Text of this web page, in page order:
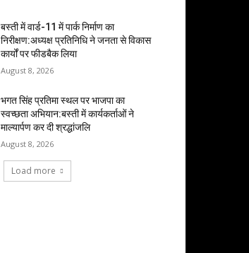
बस्ती में वार्ड-11 में पार्क निर्माण का
निरीक्षण:अध्यक्ष प्रतिनिधि ने जनता से विकास
कार्यों पर फीडबैक लिया
August 8, 2026
भगत सिंह प्रतिमा स्थल पर भाजपा का
स्वच्छता अभियान:बस्ती में कार्यकर्ताओं ने
माल्यार्पण कर दी श्रद्धांजलि
August 8, 2026
Load more